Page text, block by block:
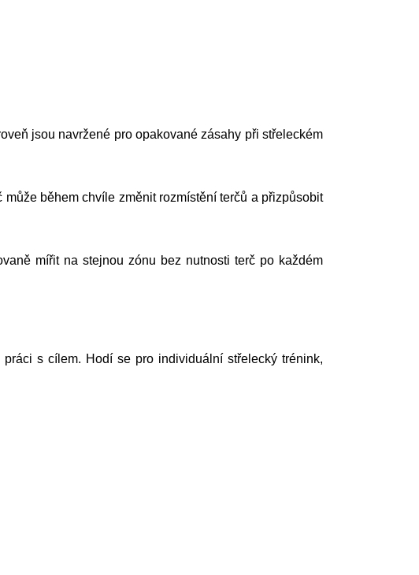
jsou navržené pro opakované zásahy při střeleckém
během chvíle změnit rozmístění terčů a přizpůsobit
mířit na stejnou zónu bez nutnosti terč po každém
s cílem. Hodí se pro individuální střelecký trénink,